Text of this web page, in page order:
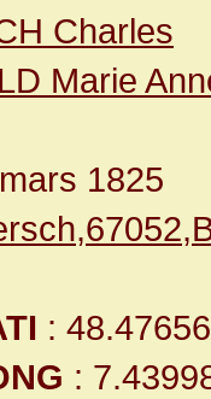
Charles
Marie
1825
:
: